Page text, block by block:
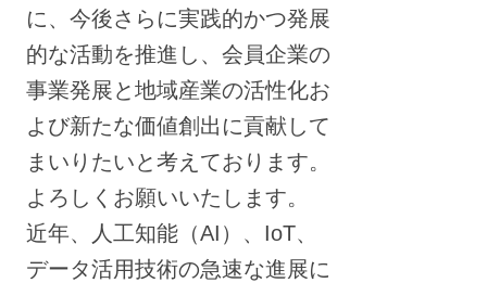
に、今後さらに実践的かつ発展
的な活動を推進し、会員企業の
事業発展と地域産業の活性化お
よび新たな価値創出に貢献して
まいりたいと考えております。
よろしくお願いいたします。
近年、人工知能（AI）、IoT、
データ活用技術の急速な進展に